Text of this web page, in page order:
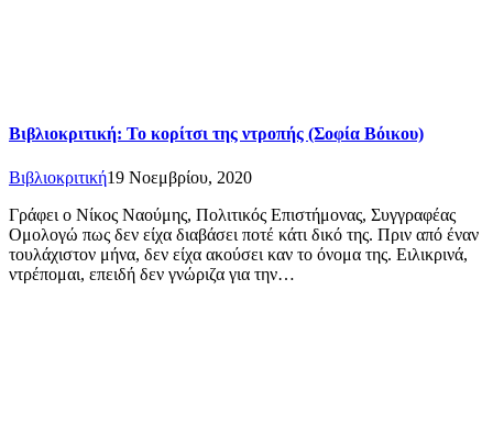
Βιβλιοκριτική: Το κορίτσι της ντροπής (Σοφία Βόικου)
Βιβλιοκριτική19 Νοεμβρίου, 2020
Γράφει ο Νίκος Ναούμης, Πολιτικός Επιστήμονας, Συγγραφέας
Ομολογώ πως δεν είχα διαβάσει ποτέ κάτι δικό της. Πριν από έναν
τουλάχιστον μήνα, δεν είχα ακούσει καν το όνομα της. Ειλικρινά,
ντρέπομαι, επειδή δεν γνώριζα για την…